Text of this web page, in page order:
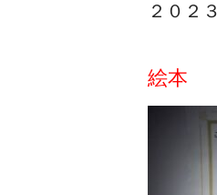
２０
絵本